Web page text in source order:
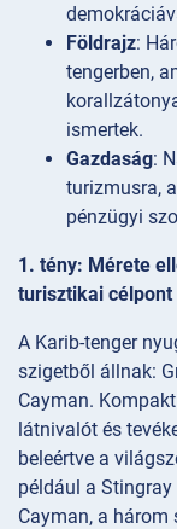
Földrajz:
tengerben,
ismertek.
Gazdaság:
turizmusra,
pénzügyi
1. tény: Mérete
turisztikai célpont
A Karib-tenger
szigetből állnak:
Cayman.
látnivalót és
beleértve a
például a Stingray
Cayman, a három